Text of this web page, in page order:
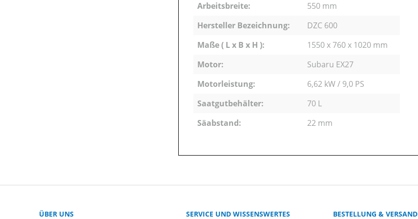
Arbeitsbreite:
550 mm
Hersteller Bezeichnung:
DZC 600
Maße ( L x B x H ):
1550 x 760 x 1020 mm
Motor:
Subaru EX27
Motorleistung:
6,62 kW / 9,0 PS
Saatgutbehälter:
70 L
Säabstand:
22 mm
ÜBER UNS
SERVICE UND WISSENSWERTES
BESTELLUNG & VERSAND